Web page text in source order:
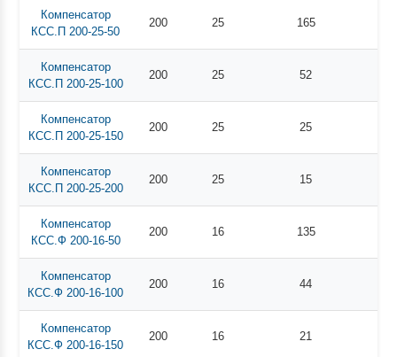
Компенсатор
КСС.П 200-25-50
200 25 165
Компенсатор
КСС.П 200-25-100
200 25 52
Компенсатор
КСС.П 200-25-150
200 25 25
Компенсатор
КСС.П 200-25-200
200 25 15
Компенсатор
КСС.Ф 200-16-50
200 16 135
Компенсатор
КСС.Ф 200-16-100
200 16 44
Компенсатор
КСС.Ф 200-16-150
200 16 21